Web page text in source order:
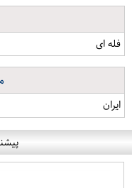
فله ای
ایران